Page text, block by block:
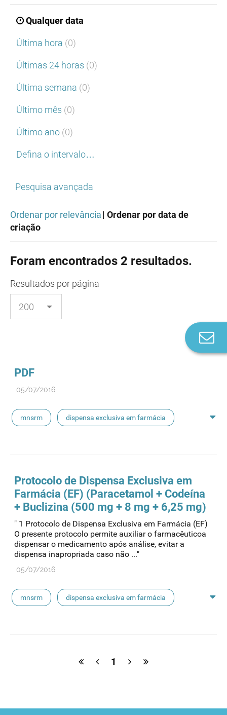
Qualquer data
Última hora (0)
Últimas 24 horas (0)
Última semana (0)
Último mês (0)
Último ano (0)
Defina o intervalo…
Pesquisa avançada
Ordenar por relevância| Ordenar por data de
criação
Foram encontrados 2 resultados.
Resultados por página
PDF
05/07/2016
mnsrm dispensa exclusiva em farmácia
pílula do dia seguinte ibuprofeno
paracetamol codeina buclizina picetoprofeno
contraceção de emergência amorolfina
Protocolo de Dispensa Exclusiva em
Farmácia (EF) (Paracetamol + Codeína
+ Buclizina (500 mg + 8 mg + 6,25 mg)
" 1 Protocolo de Dispensa Exclusiva em Farmácia (EF)
O presente protocolo permite auxiliar o farmacêuticoa
dispensar o medicamento após análise, evitar a
dispensa inapropriada caso não ..."
05/07/2016
mnsrm dispensa exclusiva em farmácia
paracetamol codeina buclizina picetoprofeno
1